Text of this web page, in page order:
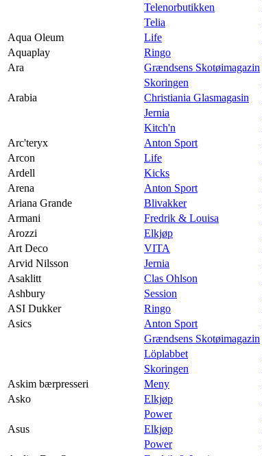
Telenorbutikken
Telia
Aqua Oleum
Life
Aquaplay
Ringo
Ara
Grændsens Skotøimagazin
Skoringen
Arabia
Christiania Glasmagasin
Jernia
Kitch'n
Arc'teryx
Anton Sport
Arcon
Life
Ardell
Kicks
Arena
Anton Sport
Ariana Grande
Blivakker
Armani
Fredrik & Louisa
Arozzi
Elkjøp
Art Deco
VITA
Arvid Nilsson
Jernia
Asaklitt
Clas Ohlson
Ashbury
Session
ASI Dukker
Ringo
Asics
Anton Sport
Grændsens Skotøimagazin
Löplabbet
Skoringen
Askim bærpresseri
Meny
Asko
Elkjøp
Power
Asus
Elkjøp
Power